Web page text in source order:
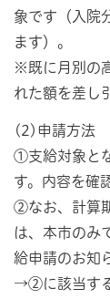
象です（入院
ます）。
※既に月別の
れた額を差し
(2)申請方法
①支給対象と
す。内容を確
②なお、計算
は、本市のみ
給申請のお知
→②に該当す